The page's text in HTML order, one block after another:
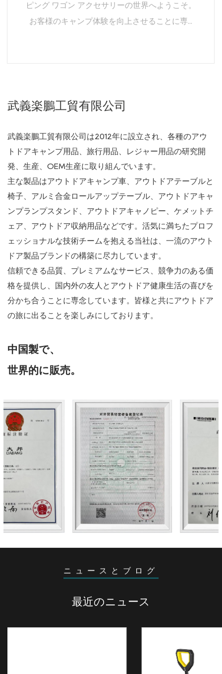
大自然の中での実用性と利便性が融合したキャン
続きを読む
武義楽鵬工貿有限公司
武義楽鵬工貿有限公司は2012年に設立され、各種のアウ
トドアキャンプ用品、旅行用品、レジャー用品の研究開
発、生産、OEM生産に取り組んでいます。
主な製品はアウトドアキャンプ車、アウトドアテーブルと
椅子、アルミ合金ロールアップテーブル、アウトドアキャ
ンプランプスタンド、アウトドアキャノピー、ケメットチ
ェア、アウトドア収納用品などです。活気に満ちたプロフ
ェッショナルな技術チームを抱える当社は、一流のアウト
ドア製品ブランドの構築に尽力しています。
信頼できる品質、プレミアムなサービス、競争力のある価
格を提供し、国内外の友人とアウトドア健康生活の喜びを
の旅に出ることを楽しみにしております。
中国製で、
世界的に販売。
ニュースとブログ
最近のニュース